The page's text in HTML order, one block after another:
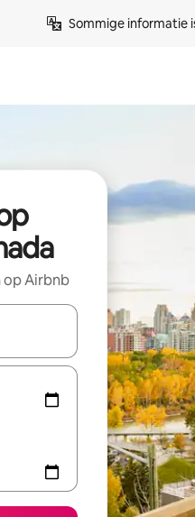
Sommige informatie
op Airbnb
maak je een keuze met je de